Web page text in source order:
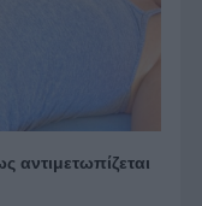
αντιμετωπίζεται